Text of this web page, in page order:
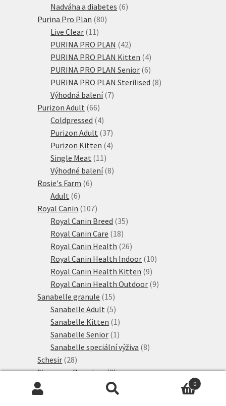
produktů
Nadváha a diabetes 66
Purina Pro Plan 8080
Live Clear 11 11
produktů
PURINA PRO PLAN 4242
produktů
PURINA PRO PLAN Kitten 44
produkty
PURINA PRO PLAN Senior 66
produktů
PURINA PRO PLAN Sterilised 88
Výhodná balení 77
Purizon Adult 6666
produktů
Coldpressed 44
produkty
Purizon Adult 3737
produktů
Purizon Kitten 44
Single Meat 11 11
produktů
Výhodné balení 88
Rosie's Farm 66
Adult 66
produktů
Royal Canin 107107
produktů
Royal Canin Breed 3535
Royal Canin Care 1818
produktů
Royal Canin Health 2626
produktů
Royal Canin Health Indoor 1010
Royal Canin Health Kitten 99
produktů
Royal Canin Health Outdoor 99
Sanabelle granule 1515
produktů
Sanabelle Adult 55
produktů
Sanabelle Kitten 1 1
produkt
Sanabelle Senior 1 1
produkt
Sanabelle speciální výživa 88
Schesir 2828
produktů
Simpsons Premium 22
produkty
Směsi
Smilla
0